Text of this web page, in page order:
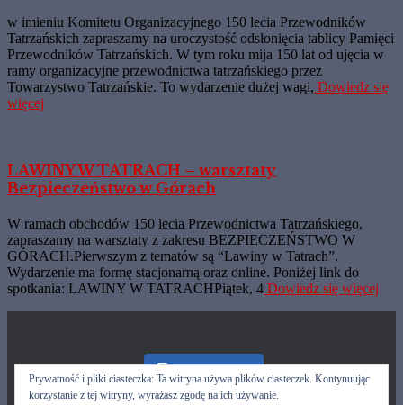
w imieniu Komitetu Organizacyjnego 150 lecia Przewodników
Tatrzańskich zapraszamy na uroczystość odsłonięcia tablicy Pamięci
Przewodników Tatrzańskich. W tym roku mija 150 lat od ujęcia w
ramy organizacyjne przewodnictwa tatrzańskiego przez
Towarzystwo Tatrzańskie. To wydarzenie dużej wagi, Dowiedz się
więcej
LAWINY W TATRACH – warsztaty
Bezpieczeństwo w Górach
W ramach obchodów 150 lecia Przewodnictwa Tatrzańskiego,
zapraszamy na warsztaty z zakresu BEZPIECZEŃSTWO W
GÓRACH.Pierwszym z tematów są “Lawiny w Tatrach”.
Wydarzenie ma formę stacjonarną oraz online. Poniżej link do
spotkania: LAWINY W TATRACHPiątek, 4 Dowiedz się więcej
Nasz Instagram
Prywatność i pliki ciasteczka: Ta witryna używa plików ciasteczek. Kontynuując
korzystanie z tej witryny, wyrażasz zgodę na ich używanie.